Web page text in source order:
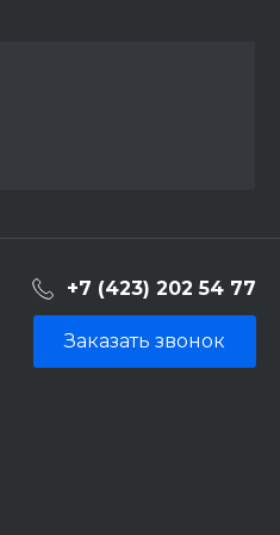
+7 (423) 202 54 77
Заказать звонок